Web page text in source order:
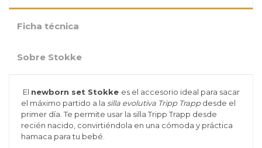
Ficha técnica
Sobre Stokke
El newborn set Stokke es el accesorio ideal para sacar
el máximo partido a la silla evolutiva Tripp Trappdesde el
primer día. Te permite usar la silla Tripp Trapp desde
recién nacido, convirtiéndola en una cómoda y práctica
hamaca para tu bebé.